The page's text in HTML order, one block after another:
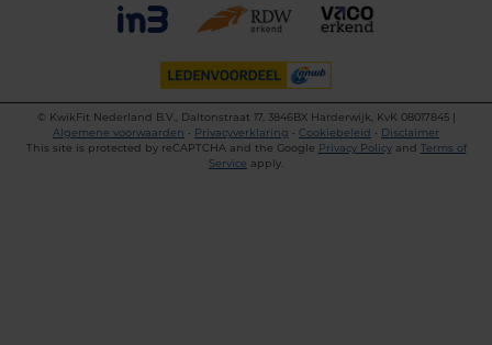
©
KwikFit Nederland B.V., Daltonstraat 17, 3846BX Harderwijk, KvK 08017845 |
Algemene voorwaarden • Privacyverklaring • Cookiebeleid • Disclaimer
This site is protected by reCAPTCHA and the Google Privacy Policyand Terms of
Service apply.